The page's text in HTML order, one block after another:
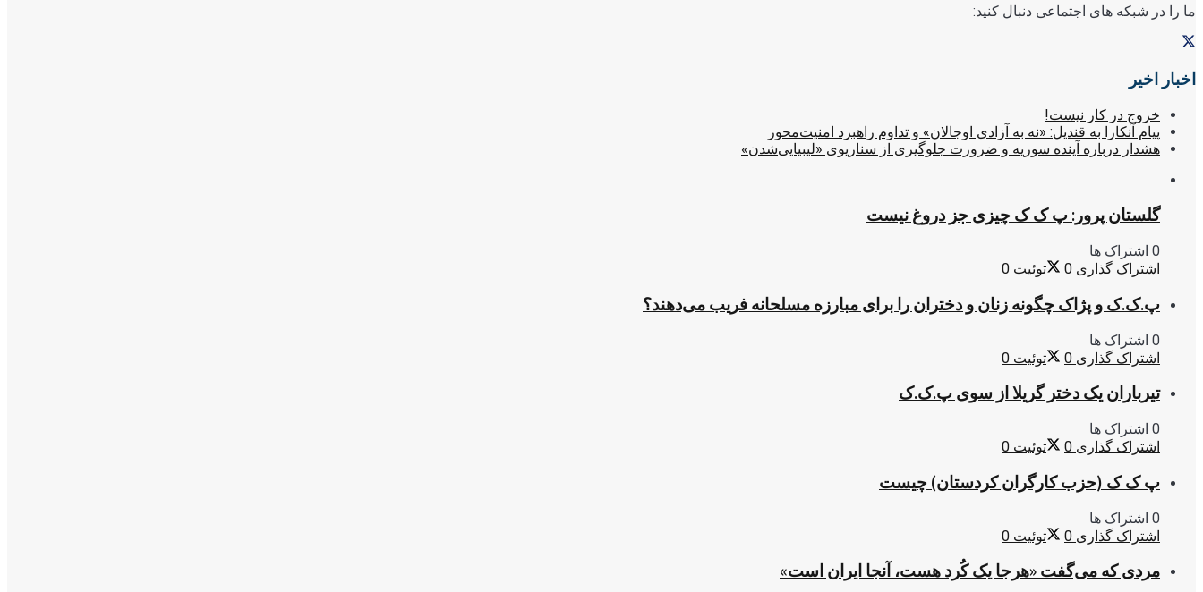
ما را در شبکه های اجتماعی دنبال کنید:
اخبار اخیر
خروج در کار نیست!
پیام آنکارا به قندیل: «نه به آزادی اوجالان» و تداوم راهبرد امنیت‌محور
هشدار درباره آینده سوریه و ضرورت جلوگیری از سناریوی «لیبیایی‌شدن»
گلستان پرور: پ ک ک چیزی جز دروغ نیست
0 اشتراک ها
اشتراک گذاری 0 توئیت 0
پ.ک.ک و پژاک چگونه زنان و دختران را برای مبارزه مسلحانه فریب می‌دهند؟
0 اشتراک ها
اشتراک گذاری 0 توئیت 0
تیرباران یک دختر گریلا از سوی پ.ک.ک
0 اشتراک ها
اشتراک گذاری 0 توئیت 0
پ ک ک (حزب کارگران کردستان) چیست
0 اشتراک ها
اشتراک گذاری 0 توئیت 0
مردی که می‌گفت «هرجا یک کُرد هست، آنجا ایران است»